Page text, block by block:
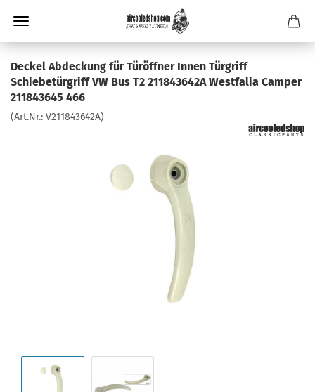
Deckel Abdeckung für Türöffner Innen Türgriff
Schiebetürgriff VW Bus T2 211843642A Westfalia Camper
211843645 466
(Art.Nr.: V211843642A)